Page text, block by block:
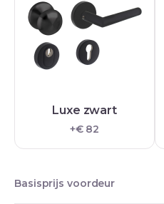
Luxe zwart
+€ 82
Basisprijs voordeur